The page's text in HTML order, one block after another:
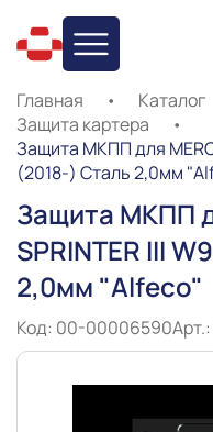
Главная • Каталог
Защита картера
•
Защита МКПП для
(2018-) Сталь 2,0мм
Защита МКПП
SPRINTER III
2,0мм "Alfeco"
Код: 00-00006590